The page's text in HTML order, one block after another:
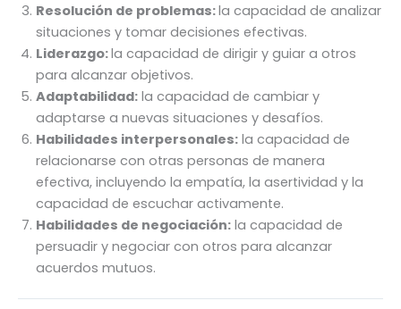
Resolución de problemas:la capacidad de analizar
situaciones y tomar decisiones efectivas.
Liderazgo:la capacidad de dirigir y guiar a otros
para alcanzar objetivos.
Adaptabilidad: la capacidad de cambiar y
adaptarse a nuevas situaciones y desafíos.
Habilidades interpersonales: la capacidad de
relacionarse con otras personas de manera
efectiva, incluyendo la empatía, la asertividad y la
capacidad de escuchar activamente.
Habilidades de negociación: la capacidad de
persuadir y negociar con otros para alcanzar
acuerdos mutuos.